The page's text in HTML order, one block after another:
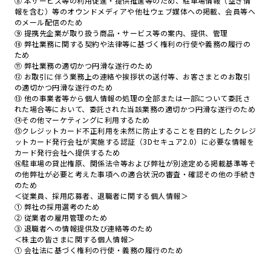
報を含む）等のオウンドメディアや他社ウェブ媒体への掲載、会員等へ
のメール配信のため
⑨ 提携先企業が取り扱う商品・サービス等の案内、提供、管理
⑩ 弊社業務に関する契約や法律等に基づく権利の行使や義務の履行の
ため
⑪ 弊社業務の適切かつ円滑な遂行のため
⑫ お取引に伴う業務上の連絡や挨拶状の送付等、お客さまとのお取引
の適切かつ円滑な遂行のため
⑬ 他の事業者等から個人情報の処理の全部または一部について委託さ
れた場合等において、委託された当該業務の適切かつ円滑な遂行のため
⑭その他マーケティングに利用するため
⑮クレジットカード不正利用を未然に防止することを目的としたクレジ
ットカード発行会社が実施する認証（3Dセキュア2.0）に必要な情報を
カード発行会社へ提供するため
⑯駐車場の貸出権原、関係法令等および弊社が別途定める掲載基準等そ
の他弊社が必要と考えた事項への適合状況の審査・確認その他の手続き
のため
＜従業員、採用応募者、退職者に関する個人情報＞
① 弊社の採用選考のため
② 従業者の雇用管理のため
③ 退職者への情報提供及び連絡等のため
＜株主の皆さまに関する個人情報＞
① 会社法に基づく権利の行使・義務の履行のため